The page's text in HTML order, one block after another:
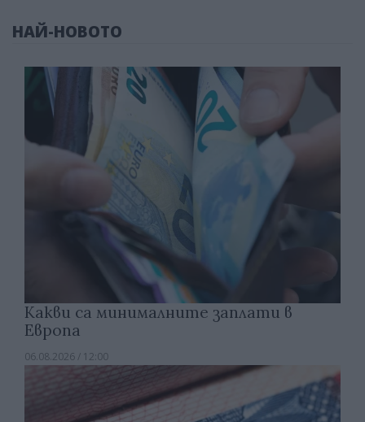
НАЙ-НОВОТО
Какви са минималните заплати в
Европа
06.08.2026 / 12:00